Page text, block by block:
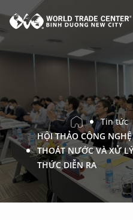
Tin tức
HỘI THẢO CÔNG
THOÁT NƯỚC VÀ XỬ
THỨC DIỄN RA